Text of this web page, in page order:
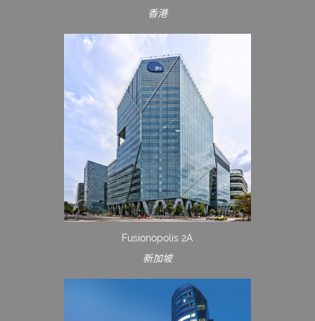
香港
Fusionopolis 2A
新加坡